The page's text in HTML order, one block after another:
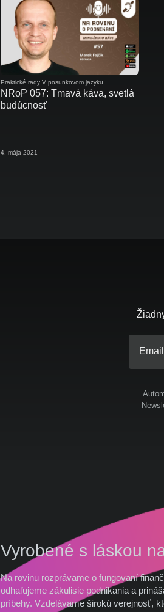
Praktické rady V posunkovom jazyku
NRoP 057: Tmavá káva, svetlá
budúcnosť
4. mája 2021
Email
Vyrobené s láskou
Na rovinu rozprávame o fungovaní
odhaľujeme zákulisie podnikania a
príbehy. Vzdelávame širokú verejnosť,